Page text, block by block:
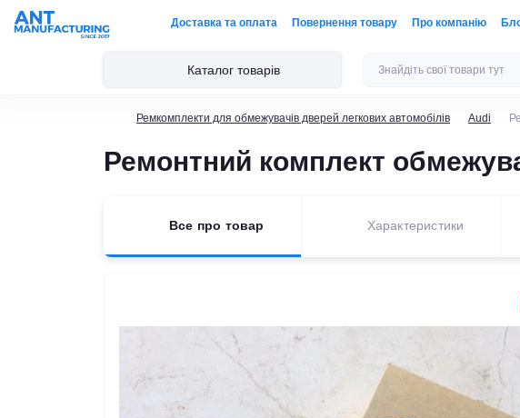
Доставка та оплата Повернення товару Про компанію
Каталог товарів
Ремкомплекти для обмежувачів дверей легкових автомобілів Audi
Ремонтний комплект
Все про товар Характеристики